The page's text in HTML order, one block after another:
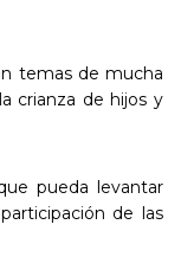
temas de mucha
crianza de hijos y
pueda levantar
de las